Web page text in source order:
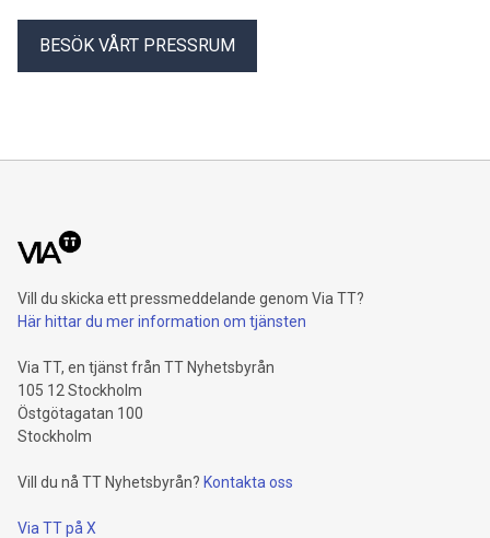
BESÖK VÅRT PRESSRUM
Vill du skicka ett pressmeddelande genom Via TT?
Här hittar du mer information om tjänsten
Via TT, en tjänst från TT Nyhetsbyrån
105 12 Stockholm
Östgötagatan 100
Stockholm
Vill du nå TT Nyhetsbyrån? Kontakta oss
Via TT på X